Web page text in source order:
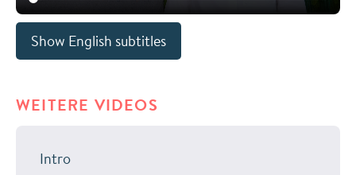
Show English subtitles
WEITERE VIDEOS
Intro